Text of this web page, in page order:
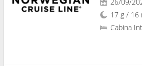
17 g / 16
Cabina